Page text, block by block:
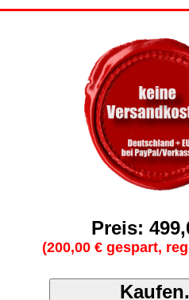
Preis:
(200,00 € gespart,